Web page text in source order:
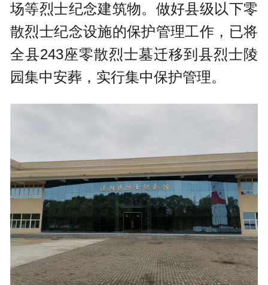
场等烈士纪念建筑物。做好县级以下零
散烈士纪念设施的保护管理工作，已将
全县243座零散烈士墓迁移到县烈士陵
园集中安葬，实行集中保护管理。